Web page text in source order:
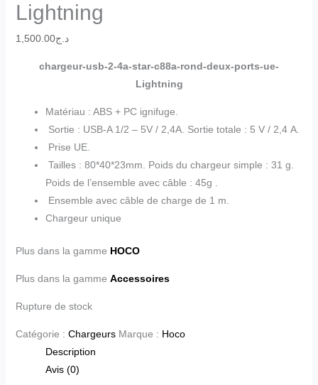
Lightning
د.ج1,500.00
chargeur-usb-2-4a-star-c88a-rond-deux-ports-ue-
Lightning
Matériau : ABS + PC ignifuge.
Sortie : USB-A 1/2 – 5V / 2,4A. Sortie totale : 5 V / 2,4 A.
Prise UE.
Tailles : 80*40*23mm. Poids du chargeur simple : 31 g.
Poids de l’ensemble avec câble : 45g .
Ensemble avec câble de charge de 1 m.
Chargeur unique
Plus dans la gamme HOCO
Plus dans la gamme Accessoires
Rupture de stock
Catégorie : Chargeurs Marque : Hoco
Description
Avis (0)